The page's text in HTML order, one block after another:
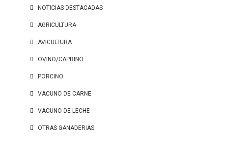
NOTICIAS DESTACADAS
AGRICULTURA
AVICULTURA
OVINO/CAPRINO
PORCINO
VACUNO DE CARNE
VACUNO DE LECHE
OTRAS GANADERIAS